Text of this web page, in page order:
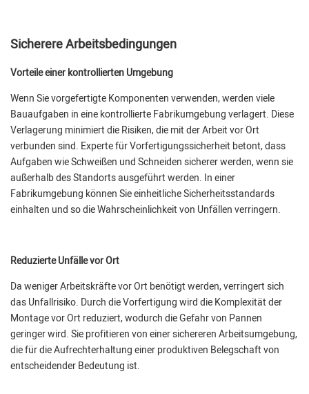
Sicherere Arbeitsbedingungen
Vorteile einer kontrollierten Umgebung
Wenn Sie vorgefertigte Komponenten verwenden, werden viele
Bauaufgaben in eine kontrollierte Fabrikumgebung verlagert. Diese
Verlagerung minimiert die Risiken, die mit der Arbeit vor Ort
verbunden sind. Experte für Vorfertigungssicherheit betont, dass
Aufgaben wie Schweißen und Schneiden sicherer werden, wenn sie
außerhalb des Standorts ausgeführt werden. In einer
Fabrikumgebung können Sie einheitliche Sicherheitsstandards
einhalten und so die Wahrscheinlichkeit von Unfällen verringern.
Reduzierte Unfälle vor Ort
Da weniger Arbeitskräfte vor Ort benötigt werden, verringert sich
das Unfallrisiko. Durch die Vorfertigung wird die Komplexität der
Montage vor Ort reduziert, wodurch die Gefahr von Pannen
geringer wird. Sie profitieren von einer sichereren Arbeitsumgebung,
die für die Aufrechterhaltung einer produktiven Belegschaft von
entscheidender Bedeutung ist.